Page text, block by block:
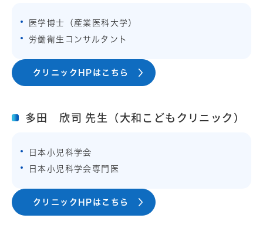
医学博士（産業医科大学）
労働衛生コンサルタント
クリニックHPはこちら
多田 欣司 先生（大和こどもクリニック）
日本小児科学会
日本小児科学会専門医
クリニックHPはこちら